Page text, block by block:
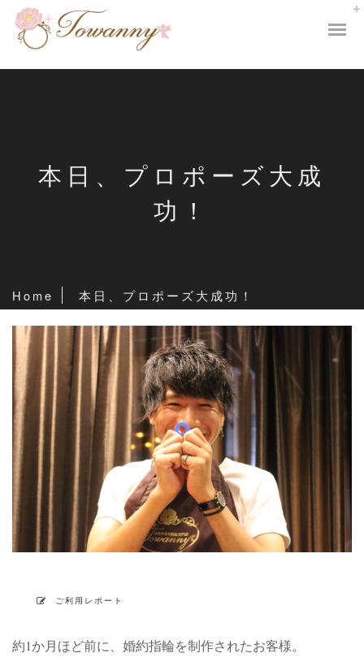
本日、プロポーズ大成
功！
Home 本日、プロポーズ大成功！
ご利用レポート
約1か月ほど前に、婚約指輪を制作されたお客様。